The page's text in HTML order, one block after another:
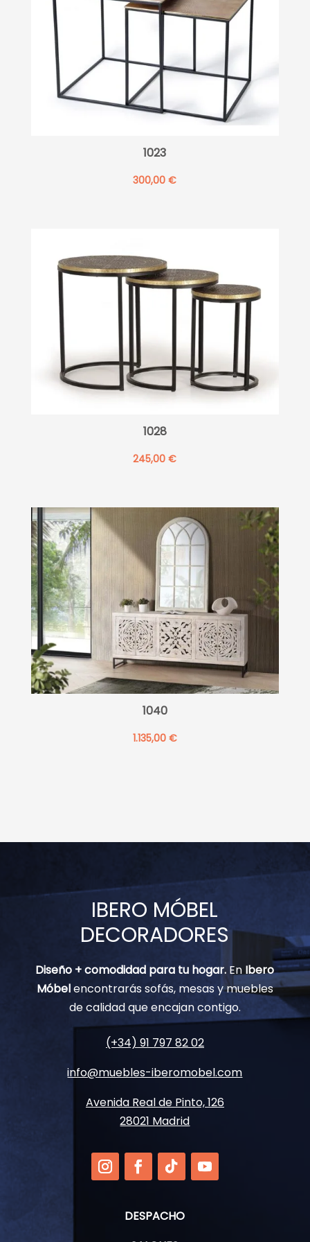
1023
300,00€
1028
245,00€
1040
1.135,00 €
IBERO MÓBEL
DECORADORES
Diseño + comodidad para tu hogar. EnIbero
Móbelencontrarás sofás, mesas y muebles
de calidad que encajan contigo.
(+34) 91 797 82 02
info@muebles-iberomobel.com
Avenida Real de Pinto, 126
28021 Madrid
DESPACHO